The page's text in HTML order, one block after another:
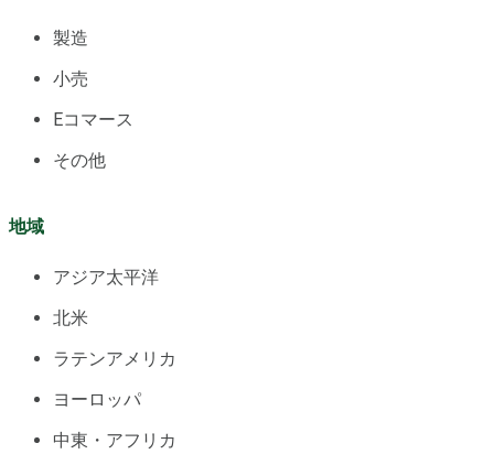
製造
小売
Eコマース
その他
地域
アジア太平洋
北米
ラテンアメリカ
ヨーロッパ
中東・アフリカ